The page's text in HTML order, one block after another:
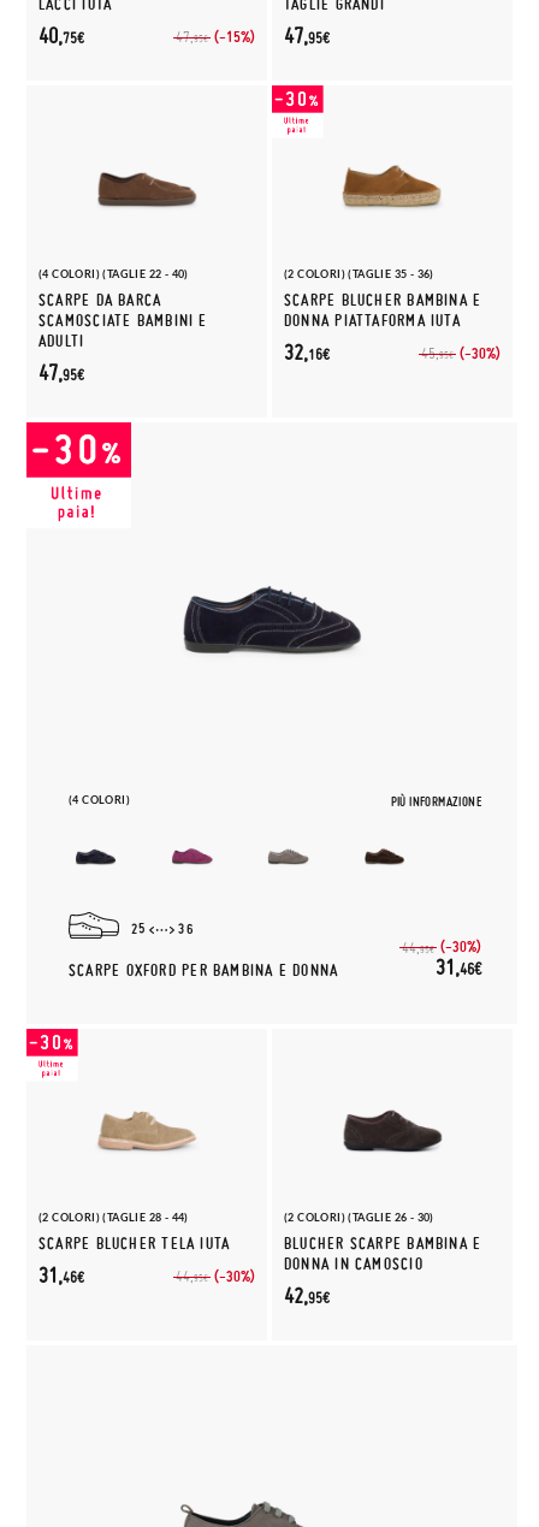
LACCI IUTA
47,95€ (-15%)
40,75€
TAGLIE GRANDI
47,95€
(4 COLORI) (TAGLIE 22 - 40)
SCARPE DA BARCA
SCAMOSCIATE BAMBINI E
ADULTI
47,95€
(2 COLORI) (TAGLIE 35 - 36)
SCARPE BLUCHER BAMBINA E
DONNA PIATTAFORMA IUTA
45,95€ (-30%)
32,16€
(4 COLORI) PIÙ INFORMAZIONE
25 36
SCARPE OXFORD PER BAMBINA E DONNA
44,95€ (-30%)
31,46€
(2 COLORI) (TAGLIE 28 - 44)
SCARPE BLUCHER TELA IUTA
44,95€ (-30%)
31,46€
(2 COLORI) (TAGLIE 26 - 30)
BLUCHER SCARPE BAMBINA E
DONNA IN CAMOSCIO
42,95€